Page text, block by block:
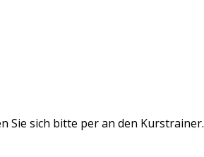
Sie sich bitte per an den Kurstrainer.